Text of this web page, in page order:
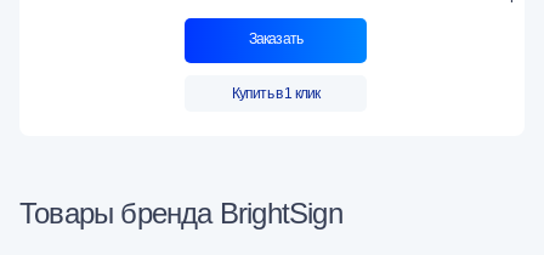
Заказать
Купить в 1 клик
Товары бренда BrightSign